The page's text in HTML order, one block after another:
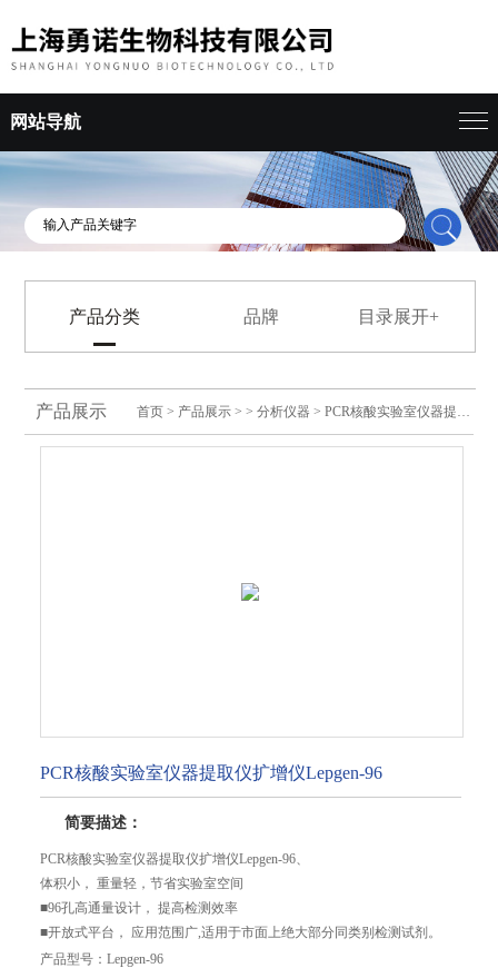
网站导航
产品分类 品牌 目录展开+
产品展示 首页 > 产品展示 > >分析仪器 > PCR核酸实验室仪器提取仪扩增仪Lepgen-96
PCR核酸实验室仪器提取仪扩增仪Lepgen-96
简要描述：
PCR核酸实验室仪器提取仪扩增仪Lepgen-96、
体积小， 重量轻，节省实验室空间
■96孔高通量设计， 提高检测效率
■开放式平台， 应用范围广,适用于市面上绝大部分同类别检测试剂。
软件
产品型号： Lepgen-96